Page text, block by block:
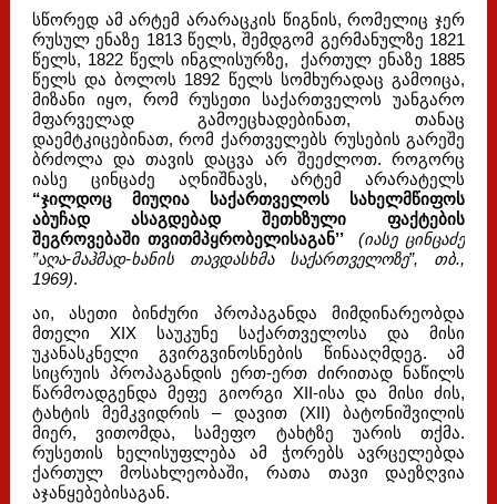
სწორედ ამ არტემ არარაცკის წიგნის, რომელიც ჯერ
რუსულ ენაზე 1813 წელს, შემდგომ გერმანულზე 1821
წელს, 1822 წელს ინგლისურზე, ქართულ ენაზე 1885
წელს და ბოლოს 1892 წელს სომხურადაც გამოიცა,
მიზანი იყო, რომ რუსეთი საქართველოს უანგარო
მფარველად გამოეცხადებინათ, თანაც
დაემტკიცებინათ, რომ ქართველებს რუსების გარეშე
ბრძოლა და თავის დაცვა არ შეეძლოთ. როგორც
იასე ცინცაძე აღნიშნავს, არტემ არარატელს
“ჯილდოც მიუღია საქართველოს სახელმწიფოს
აბუჩად ასაგდებად შეთხზული ფაქტების
შეგროვებაში თვითმპყრობელისაგან’’
(იასე ცინცაძე
”აღა-მაჰმად-ხანის თავდასხმა საქართველოზე”, თბ.,
1969).
აი, ასეთი ბინძური პროპაგანდა მიმდინარეობდა
მთელი XIX საუკუნე საქართველოსა და მისი
უკანასკნელი გვირგვინოსნების წინააღმდეგ. ამ
სიცრუის პროპაგანდის ერთ-ერთ ძირითად ნაწილს
წარმოადგენდა მეფე გიორგი XII-ისა და მისი ძის,
ტახტის მემკვიდრის – დავით (XII) ბატონიშვილის
მიერ, ვითომდა, სამეფო ტახტზე უარის თქმა.
რუსეთის ხელისუფლება ამ ჭორებს ავრცელებდა
ქართულ მოსახლეობაში, რათა თავი დაეზღვია
აჯანყებებისაგან.